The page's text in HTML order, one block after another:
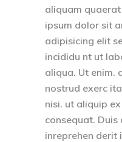
aliquam
ipsum dolor sit
adipisicing elit
incididu nt ut
aliqua. Ut enim.
nostrud exerc
nisi. ut aliquip
consequat. Duis
inreprehen derit